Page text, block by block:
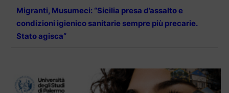
Migranti, Musumeci: “Sicilia presa d’assalto e
condizioni igienico sanitarie sempre più precarie.
Stato agisca”